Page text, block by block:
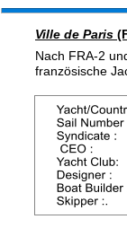
Ville de Paris
Nach FRA-2
französische